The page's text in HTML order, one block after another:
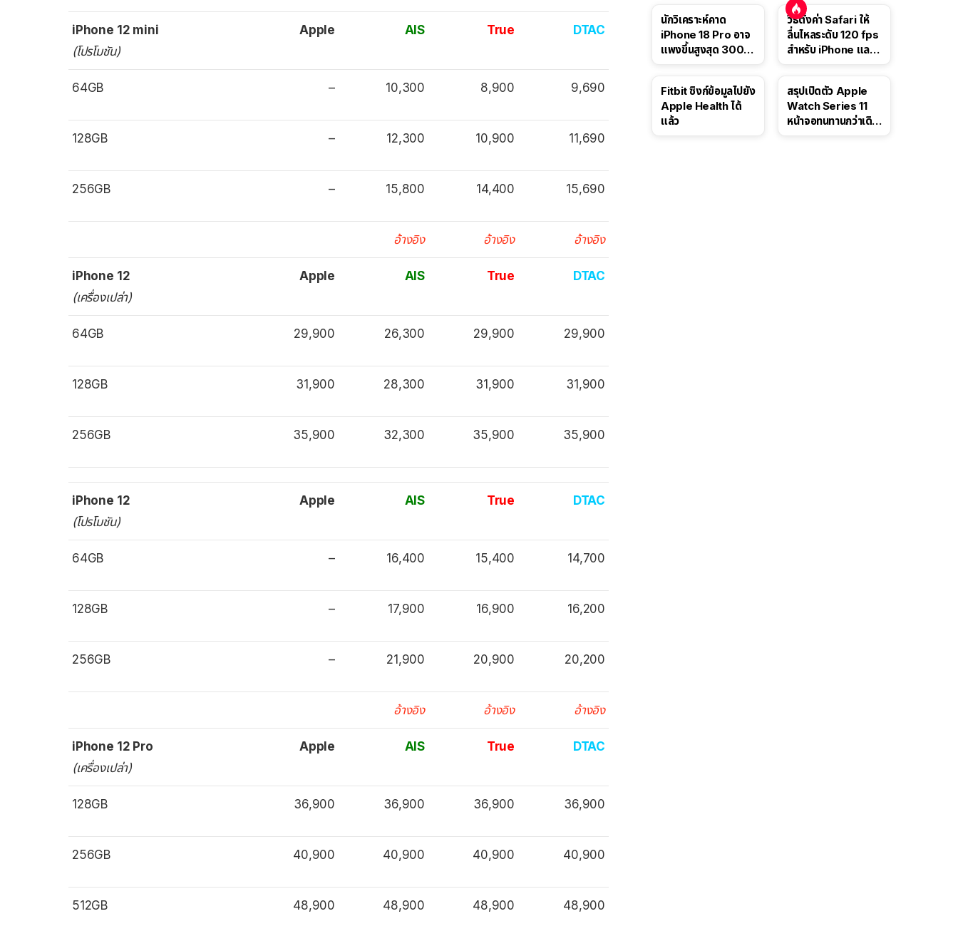
iPhone 12 mini
(โปรโมชัน)
Apple AIS True DTAC
64GB – 10,300 8,900 9,690
128GB – 12,300 10,900 11,690
256GB – 15,800 14,400 15,690
อ้างอิง อ้างอิง อ้างอิง
iPhone 12
(เครื่องเปล่า)
Apple AIS True DTAC
64GB 29,900 26,300 29,900 29,900
128GB 31,900 28,300 31,900 31,900
256GB 35,900 32,300 35,900 35,900
iPhone 12
(โปรโมชัน)
Apple AIS True DTAC
64GB – 16,400 15,400 14,700
128GB – 17,900 16,900 16,200
256GB – 21,900 20,900 20,200
อ้างอิง อ้างอิง อ้างอิง
iPhone 12 Pro
(เครื่องเปล่า)
Apple AIS True DTAC
128GB 36,900 36,900 36,900 36,900
256GB 40,900 40,900 40,900 40,900
512GB 48,900 48,900 48,900 48,900
นี้
นักวิเคราะห์คาด
iPhone 18 Pro อาจ
แพงขึ้นสูงสุด 300
วิธีตั้งค่า Safari ให้
ลื่นไหลระดับ 120 fps
สำหรับ iPhone และ
Fitbit ซิงก์ข้อมูลไปยัง
Apple Health ได้
แล้ว
สรุปเปิดตัว Apple
Watch Series 11
หน้าจอทนทานกว่าเดิม